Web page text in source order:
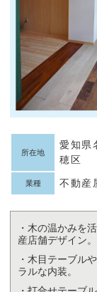
所在地
愛知県
穂区
業種 不動産
・木の温かみを
産店舗デザイン。
・木目テーブル
ラルな内装。